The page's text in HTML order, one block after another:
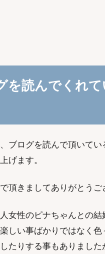
を読んでくれ
ブログを読んで頂いてい
げます。
頂きましてありがとうご
女性のピナちゃんとの結
しい事ばかりではなく色
たりする事もありまし